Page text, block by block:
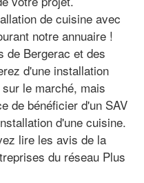
de cuisine avec
notre annuaire !
de Bergerac et des
d'une installation
le marché, mais
de bénéficier d'un SAV
d'une cuisine.
lire les avis de la
du réseau Plus